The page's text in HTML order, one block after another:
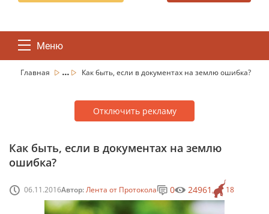
Меню
Главная ... Как быть, если в документах на землю ошибка?
Отключить рекламу
Как быть, если в документах на землю
ошибка?
06.11.2016Автор:Лента от Протокола 18
0 24961